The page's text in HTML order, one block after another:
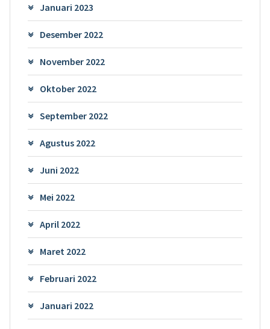
Januari 2023
Desember 2022
November 2022
Oktober 2022
September 2022
Agustus 2022
Juni 2022
Mei 2022
April 2022
Maret 2022
Februari 2022
Januari 2022